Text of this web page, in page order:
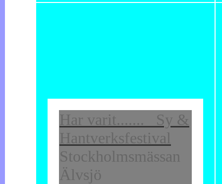
Har varit....... Sy &
Hantverksfestival
Stockholmsmässan
Älvsjö